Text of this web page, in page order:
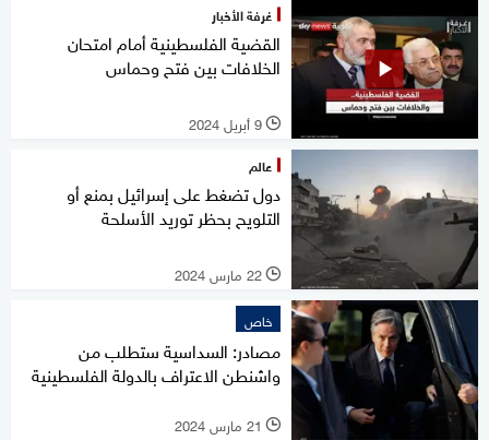
غرفة الأخبار
القضية الفلسطينية أمام امتحان
الخلافات بين فتح وحماس
l 9 أبريل 2024
عالم
دول تضغط على إسرائيل بمنع أو
التلويح بحظر توريد الأسلحة
l 22 مارس 2024
خاص
مصادر: السداسية ستطلب من
واشنطن الاعتراف بالدولة الفلسطينية
l 21 مارس 2024